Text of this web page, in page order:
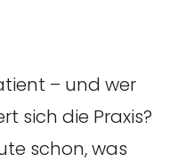
– und wer
sich die Praxis?
schon, was